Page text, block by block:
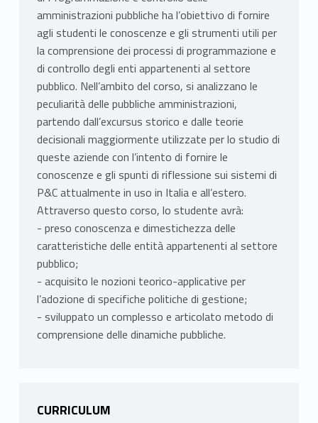
amministrazioni pubbliche ha l’obiettivo di fornire
agli studenti le conoscenze e gli strumenti utili per
la comprensione dei processi di programmazione e
di controllo degli enti appartenenti al settore
pubblico. Nell’ambito del corso, si analizzano le
peculiarità delle pubbliche amministrazioni,
partendo dall’excursus storico e dalle teorie
decisionali maggiormente utilizzate per lo studio di
queste aziende con l’intento di fornire le
conoscenze e gli spunti di riflessione sui sistemi di
P&C attualmente in uso in Italia e all’estero.
Attraverso questo corso, lo studente avrà:
- preso conoscenza e dimestichezza delle
caratteristiche delle entità appartenenti al settore
pubblico;
- acquisito le nozioni teorico-applicative per
l’adozione di specifiche politiche di gestione;
- sviluppato un complesso e articolato metodo di
comprensione delle dinamiche pubbliche.
CURRICULUM